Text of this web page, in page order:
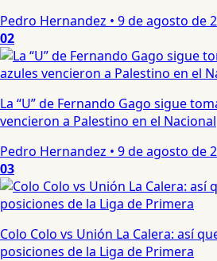
Pedro Hernandez • 9 de agosto de
02
La “U” de Fernando Gago sigue
vencieron a Palestino en el Nacional
Pedro Hernandez • 9 de agosto de
03
Colo Colo vs Unión La Calera: así
posiciones de la Liga de Primera